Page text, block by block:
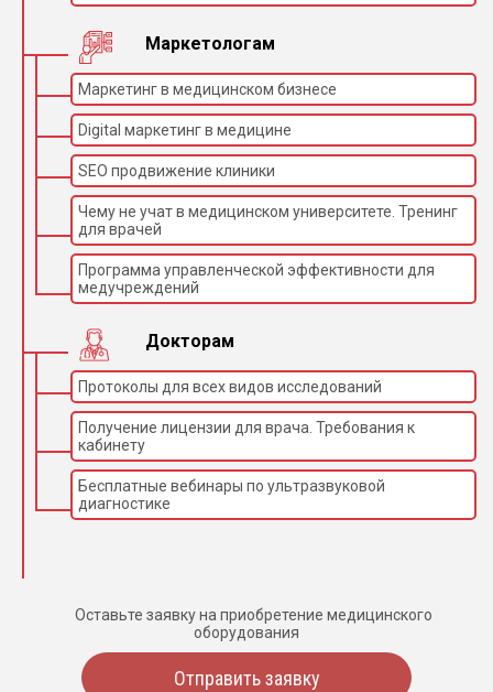
Маркетологам
Маркетинг в медицинском бизнесе
Digital маркетинг в медицине
SEO продвижение клиники
Чему не учат в медицинском университете. Тренинг
для врачей
Программа управленческой эффективности для
медучреждений
Докторам
Протоколы для всех видов исследований
Получение лицензии для врача. Требования к
кабинету
Бесплатные вебинары по ультразвуковой
диагностике
Оставьте заявку на приобретение медицинского
оборудования
Отправить заявку